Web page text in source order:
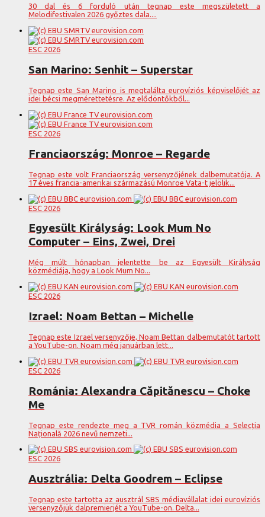
30 dal és 6 forduló után tegnap este megszületett a
Melodifestivalen 2026 győztes dala....
ESC 2026
San Marino: Senhit – Superstar
Tegnap este San Marino is megtalálta eurovíziós képviselőjét az
idei bécsi megmérettetésre. Az elődöntőkből...
ESC 2026
Franciaország: Monroe – Regarde
Tegnap este volt Franciaország versenyzőjének dalbemutatója. A
17 éves francia-amerikai származású Monroe Vata-t jelölik...
ESC 2026
Egyesült Királyság: Look Mum No
Computer – Eins, Zwei, Drei
Még múlt hónapban jelentette be az Egyesült Királyság
közmédiája, hogy a Look Mum No...
ESC 2026
Izrael: Noam Bettan – Michelle
Tegnap este Izrael versenyzője, Noam Bettan dalbemutatót tartott
a YouTube-on. Noam még januárban lett...
ESC 2026
Románia: Alexandra Căpitănescu – Choke
Me
Tegnap este rendezte meg a TVR román közmédia a Selecția
Națională 2026 nevű nemzeti...
ESC 2026
Ausztrália: Delta Goodrem – Eclipse
Tegnap este tartotta az ausztrál SBS médiavállalat idei eurovíziós
versenyzőjük dalpremierjét a YouTube-on. Delta...